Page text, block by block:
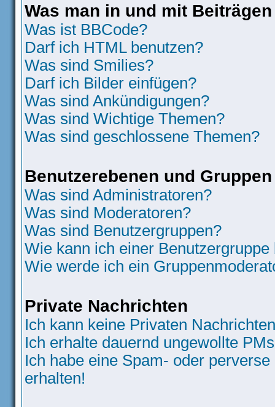
Was man in und mit
Was ist BBCode?
Darf ich HTML benutzen?
Was sind Smilies?
Darf ich Bilder einfügen?
Was sind Ankündigungen?
Was sind Wichtige Themen?
Was sind geschlossene Themen?
Benutzerebenen und Gruppen
Was sind Administratoren?
Was sind Moderatoren?
Was sind Benutzergruppen?
Wie kann ich einer Benutzergruppe
Wie werde ich ein
Private Nachrichten
Ich kann keine Privaten
Ich erhalte dauernd ungewollte
Ich habe eine Spam- oder
erhalten!